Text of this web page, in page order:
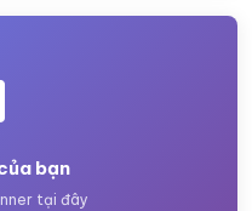
bạn
tại đây